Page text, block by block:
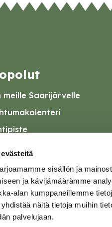
sisällön ja
ja kävijämäärämme
alan kumppaneillemme
näitä tietoja muihin
palvelujaan.
meille Saarijärvelle